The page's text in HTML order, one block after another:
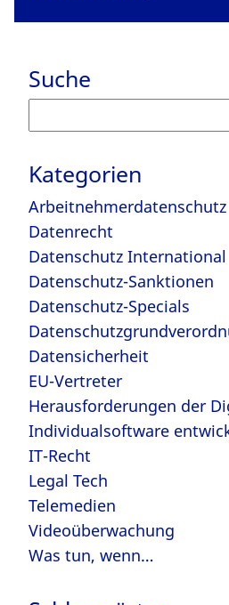
Suche
nach:
Kategorien
Arbeitnehmerdatenschutz
Datenrecht
Datenschutz International
Datenschutz-Sanktionen
Datenschutz-Specials
Datensicherheit
EU-Vertreter
Herausforderungen der
Individualsoftware
IT-Recht
Legal Tech
Telemedien
Videoüberwachung
Was tun, wenn…